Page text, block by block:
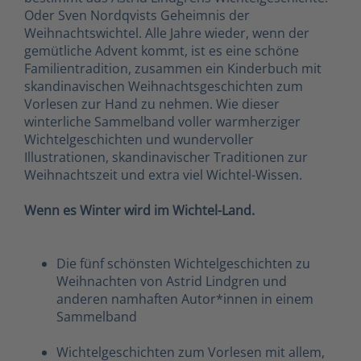
Oder Sven Nordqvists Geheimnis der
Weihnachtswichtel. Alle Jahre wieder, wenn der
gemütliche Advent kommt, ist es eine schöne
Familientradition, zusammen ein Kinderbuch mit
skandinavischen Weihnachtsgeschichten zum
Vorlesen zur Hand zu nehmen. Wie dieser
winterliche Sammelband voller warmherziger
Wichtelgeschichten und wundervoller
Illustrationen, skandinavischer Traditionen zur
Weihnachtszeit und extra viel Wichtel-Wissen.
Wenn es Winter wird im Wichtel-Land.
Die fünf schönsten Wichtelgeschichten zu
Weihnachten von Astrid Lindgren und
anderen namhaften Autor*innen in einem
Sammelband
Wichtelgeschichten zum Vorlesen mit allem,